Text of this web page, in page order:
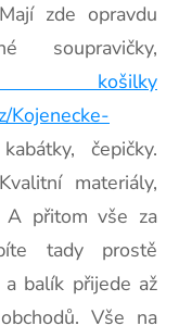
zde opravdu
soupravičky,
Kojenecke-
čepičky.
materiály,
A přitom vše za
tady prostě
balík přijede až
Vše na